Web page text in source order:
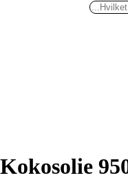
Kokosolie